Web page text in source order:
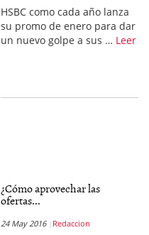
HSBC como cada año lanza
su promo de enero para dar
un nuevo golpe a sus … Leer
¿Cómo aprovechar las
ofertas...
24 May 2016 Redaccion